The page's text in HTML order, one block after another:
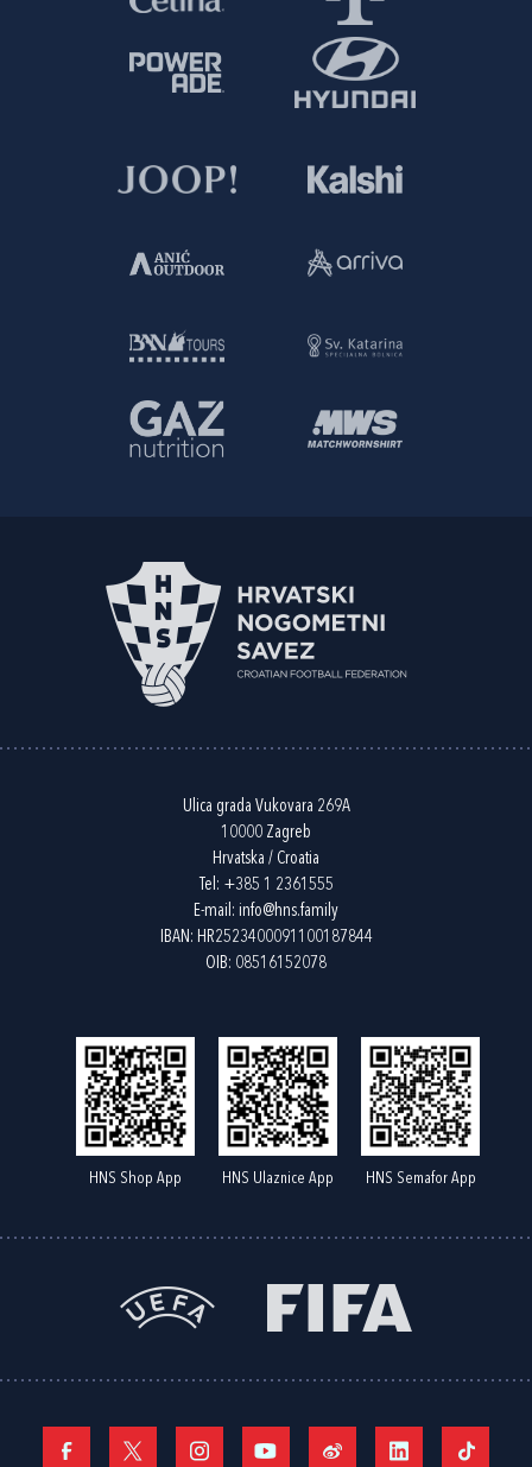
Ulica grada Vukovara 269A
10000 Zagreb
Hrvatska / Croatia
Tel: +385 1 2361555
E-mail: info@hns.family
IBAN: HR2523400091100187844
OIB: 08516152078
HNS Shop App HNS Ulaznice App HNS Semafor App